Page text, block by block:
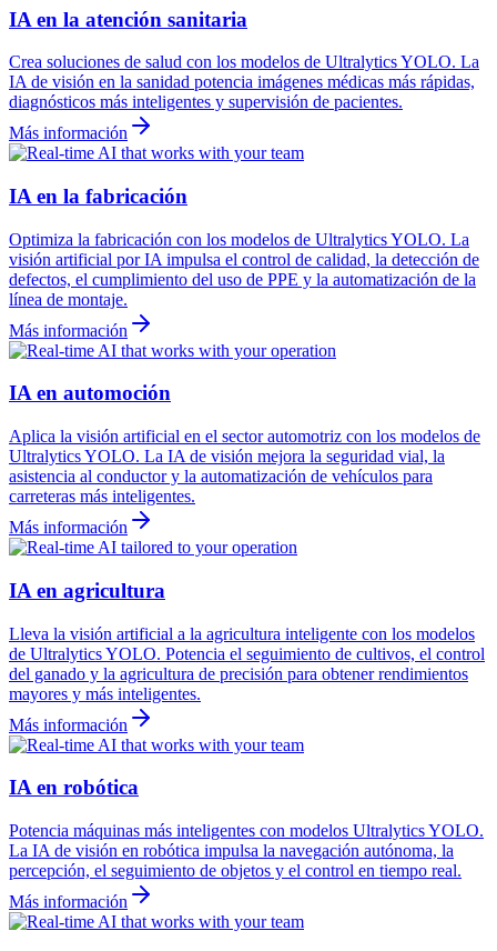
IA en la atención sanitaria
Crea soluciones de salud con los modelos de Ultralytics YOLO. La
IA de visión en la sanidad potencia imágenes médicas más rápidas,
diagnósticos más inteligentes y supervisión de pacientes.
Más información
IA en la fabricación
Optimiza la fabricación con los modelos de Ultralytics YOLO. La
visión artificial por IA impulsa el control de calidad, la detección de
defectos, el cumplimiento del uso de PPE y la automatización de la
línea de montaje.
Más información
IA en automoción
Aplica la visión artificial en el sector automotriz con los modelos de
Ultralytics YOLO. La IA de visión mejora la seguridad vial, la
asistencia al conductor y la automatización de vehículos para
carreteras más inteligentes.
Más información
IA en agricultura
Lleva la visión artificial a la agricultura inteligente con los modelos
de Ultralytics YOLO. Potencia el seguimiento de cultivos, el control
del ganado y la agricultura de precisión para obtener rendimientos
mayores y más inteligentes.
Más información
IA en robótica
Potencia máquinas más inteligentes con modelos Ultralytics YOLO.
La IA de visión en robótica impulsa la navegación autónoma, la
percepción, el seguimiento de objetos y el control en tiempo real.
Más información